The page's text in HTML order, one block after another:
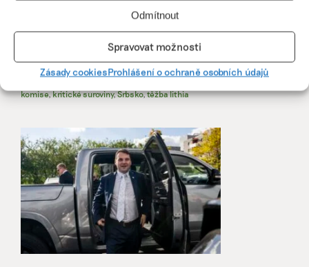
Odmítnout
Spravovat možnosti
Zásady cookiesProhlášení o ochraně osobních údajů
protestují desetitisíce Srbů. Evropská komise s vidinou
komise,kritické suroviny,Srbsko,těžba lithia